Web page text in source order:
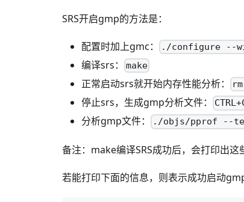
SRS开启gmp的方法是：
配置时加上gmc： ./configure --
编译srs： make
正常启动srs就开始内存性能分析：
停止srs，生成gmp分析文件：
分析gmp文件：
./objs/pprof --
备注：make编译SRS成功后，会打印出这
若能打印下面的信息，则表示成功启动gmp